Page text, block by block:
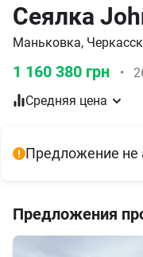
Сеялка
Маньковка,
1 160 380 грн •
Средняя цена
Предложение не
Предложения